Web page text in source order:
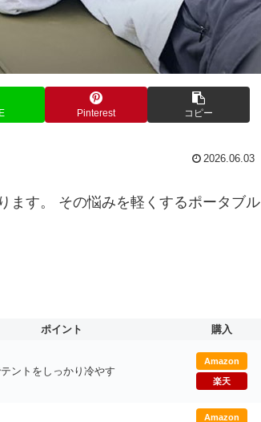
Pinterest コピー
2026.06.03
ます。 その悩みを軽くするポータブル
ポイント 購入
ントをしっかり冷やす
Amazon
楽天
Amazon